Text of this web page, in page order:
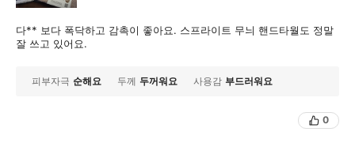
다** 보다 폭닥하고 감촉이 좋아요. 스프라이트 무늬 핸드타월도 정말
잘 쓰고 있어요.
피부자극 순해요 두께 두꺼워요 사용감 부드러워요
0